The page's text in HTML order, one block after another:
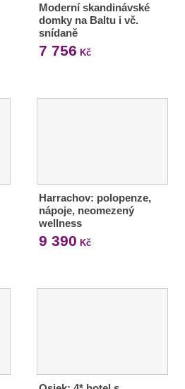
Moderní skandinávské
domky na Baltu i vč.
snídaně
7 756 Kč
Harrachov: polopenze,
nápoje, neomezený
wellness
9 390 Kč